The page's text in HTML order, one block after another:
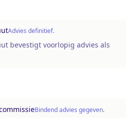
Advies definitief.
bevestigt voorlopig advies als
Bindend advies gegeven.